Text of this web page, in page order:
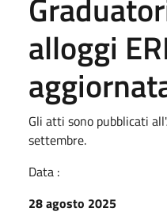
alloggi
Gli atti sono pubblicati
settembre.
Data :
28 agosto 2025